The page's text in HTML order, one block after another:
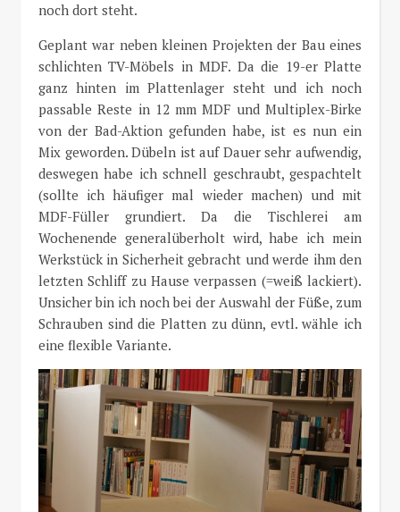
noch dort steht.
Geplant war neben kleinen Projekten der Bau eines
schlichten TV-Möbels in MDF. Da die 19-er Platte
ganz hinten im Plattenlager steht und ich noch
passable Reste in 12 mm MDF und Multiplex-Birke
von der Bad-Aktion gefunden habe, ist es nun ein
Mix geworden. Dübeln ist auf Dauer sehr aufwendig,
deswegen habe ich schnell geschraubt, gespachtelt
(sollte ich häufiger mal wieder machen) und mit
MDF-Füller grundiert. Da die Tischlerei am
Wochenende generalüberholt wird, habe ich mein
Werkstück in Sicherheit gebracht und werde ihm den
letzten Schliff zu Hause verpassen (=weiß lackiert).
Unsicher bin ich noch bei der Auswahl der Füße, zum
Schrauben sind die Platten zu dünn, evtl. wähle ich
eine flexible Variante.